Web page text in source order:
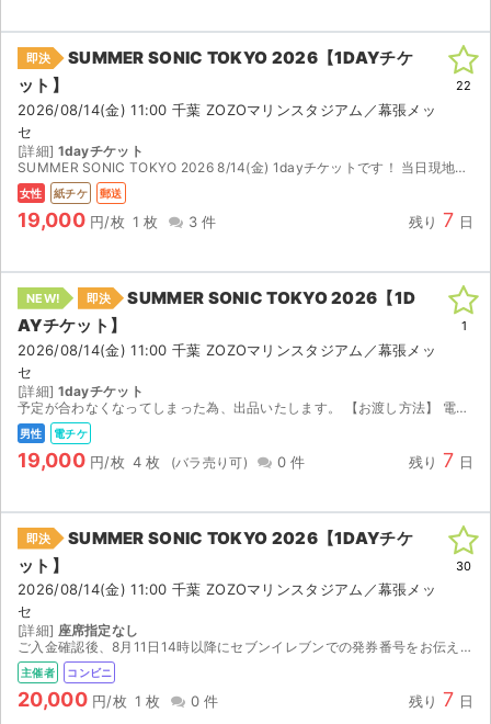
不正転売禁止法について
チケットジャムの取り組み
音楽情報
即決
SUMMER SONIC TOKYO 2026【1DAYチケ
ット】
2026/08/14(金) 11:00 千葉 ZOZOマリンスタジアム／幕張メッ
セ
[詳細] 1dayチケット
SUMMER SONIC TOKYO 2026 8/14(金) 1dayチケットです！ 当日現地にてお渡しも可能です。 要相談ください！！！ 紙チケット2枚（バラ売り可能） 8/7(金)か...
女性 紙チケ 郵送
19,000 円/枚 1 枚 3 件 残り 7 日
22
NEW! 即決
SUMMER SONIC TOKYO 2026【1D
AYチケット】
2026/08/14(金) 11:00 千葉 ZOZOマリンスタジアム／幕張メッ
セ
[詳細] 1dayチケット
予定が合わなくなってしまった為、出品いたします。 【お渡し方法】 電子チケット（イープラス）にて分配いたします。 分配可能になり次第、取引連絡にてURLをお送りします。 分配は2026/08...
男性 電チケ
19,000 円/枚 4 枚 0 件 残り 7 日
1
即決
SUMMER SONIC TOKYO 2026【1DAYチケ
ット】
2026/08/14(金) 11:00 千葉 ZOZOマリンスタジアム／幕張メッ
セ
[詳細] 座席指定なし
ご入金確認後、8月11日14時以降にセブンイレブンでの発券番号をお伝えします。発券の際に店頭発券手数料165円を別途お支払いください。
主催者 コンビニ
20,000 円/枚 1 枚 0 件 残り 7 日
30